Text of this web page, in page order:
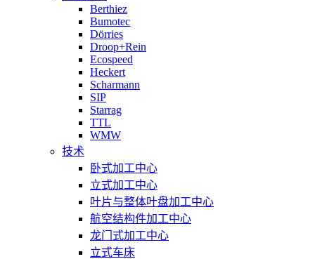
Berthiez
Bumotec
Dörries
Droop+Rein
Ecospeed
Heckert
Scharmann
SIP
Starrag
TTL
WMW
技术
卧式加工中心
立式加工中心
叶片与整体叶盘加工中心
航空结构件加工中心
龙门式加工中心
立式车床